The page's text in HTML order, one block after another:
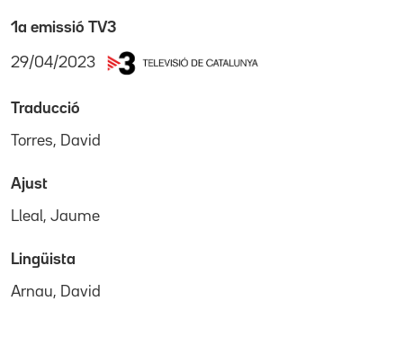
1a emissió TV3
29/04/2023
Traducció
Torres, David
Ajust
Lleal, Jaume
Lingüista
Arnau, David